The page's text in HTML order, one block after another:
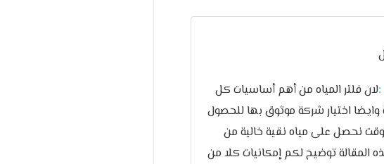
:لان فلتر المياه من أهم أساسيات كل
وايضا اختيار شركة موثوق بها للحصول
نحصل على مياه نقية خالية من
هذه المقالة توضيح لكم إمكانيات كلا من